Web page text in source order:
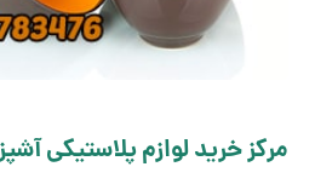
مرکز خرید لوازم پلاستیکی